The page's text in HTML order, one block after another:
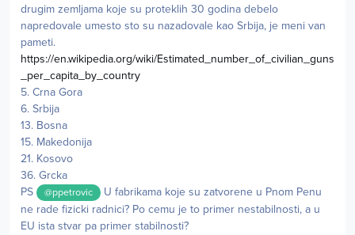
drugim zemljama koje su proteklih 30 godina debelo
napredovale umesto sto su nazadovale kao Srbija, je meni van
pameti.
https://en.wikipedia.org/wiki/Estimated_number_of_civilian_guns
_per_capita_by_country
5. Crna Gora
6. Srbija
13. Bosna
15. Makedonija
21. Kosovo
36. Grcka
PS
@ppetrovic
U fabrikama koje su zatvorene u Pnom Penu
ne rade fizicki radnici? Po cemu je to primer nestabilnosti, a u
EU ista stvar pa primer stabilnosti?